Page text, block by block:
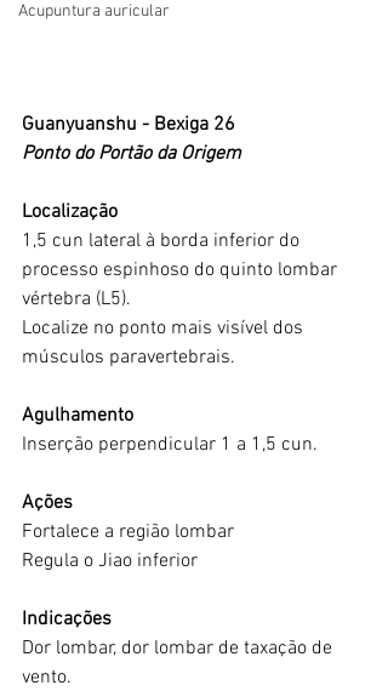
Acupuntura auricular
Guanyuanshu - Bexiga 26
Ponto do Portão da Origem
Localização
1,5 cun lateral à borda inferior do
processo espinhoso do quinto lombar
vértebra (L5).
Localize no ponto mais visível dos
músculos paravertebrais.
Agulhamento
Inserção perpendicular 1 a 1,5 cun.
Ações
Fortalece a região lombar
Regula o Jiao inferior
Indicações
Dor lombar, dor lombar de taxação de
vento.